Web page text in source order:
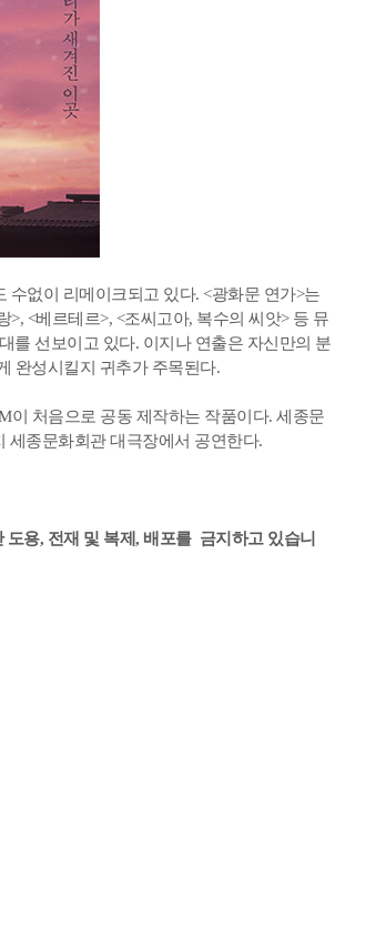
없이 리메이크되고 있다. <광화문 연가>는
<베르테르>, <조씨고아, 복수의 씨앗> 등 뮤
를 선보이고 있다. 이지나 연출은 자신만의 분
완성시킬지 귀추가 주목된다.
이 처음으로 공동 제작하는 작품이다. 세종문
세종문화회관 대극장에서 공연한다.
용, 전재 및 복제, 배포를 금지하고 있습니